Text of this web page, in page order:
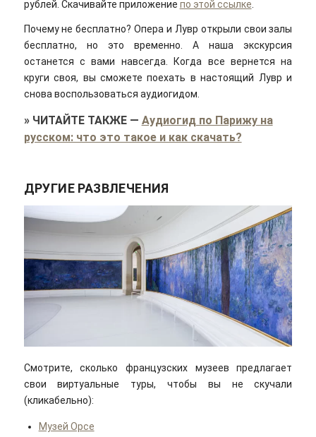
рублей. Скачивайте приложение по этой ссылке.
Почему не бесплатно? Опера и Лувр открыли свои залы
бесплатно, но это временно. А наша экскурсия
останется с вами навсегда. Когда все вернется на
круги своя, вы сможете поехать в настоящий Лувр и
снова воспользоваться аудиогидом.
» ЧИТАЙТЕ ТАКЖЕ— Аудиогид по Парижу на
русском: что это такое и как скачать?
ДРУГИЕ РАЗВЛЕЧЕНИЯ
Смотрите, сколько французских музеев предлагает
свои виртуальные туры, чтобы вы не скучали
(кликабельно):
Музей Орсе